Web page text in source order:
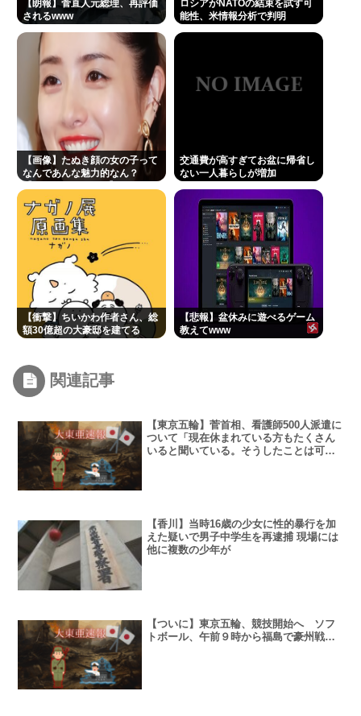
【朗報】菅直人元総理、再評価
されるwww
ロシアがNATOの結束を試す可
能性、米情報分析で判明
【画像】たぬき顔の女の子って
なんであんな魅力的なん？
交通費が高すぎてお盆に帰省し
ない一人暮らしが増加
【衝撃】ちいかわ作者さん、総
額30億超の大豪邸を建てる
【悲報】盆休みに遊べるゲーム
教えてwww
関連記事
【東京五輪】菅首相、看護師500人派遣に
ついて「現在休まれている方もたくさん
いると聞いている。そうしたことは可能
【香川】当時16歳の少女に性的暴行を加
えた疑いで男子中学生を再逮捕 現場には
他に複数の少年が
【ついに】東京五輪、競技開始へ ソフ
トボール、午前９時から福島で豪州戦…